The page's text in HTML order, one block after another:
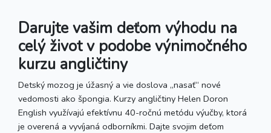
Darujte vašim deťom výhodu na
celý život v podobe výnimočného
kurzu angličtiny
Detský mozog je úžasný a vie doslova „nasať“ nové
vedomosti ako špongia. Kurzy angličtiny Helen Doron
English využívajú efektívnu 40-ročnú metódu výučby, ktorá
je overená a vyvíjaná odborníkmi. Dajte svojim deťom